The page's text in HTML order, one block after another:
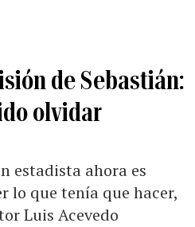
de Sebastián:
olvidar
estadista ahora es
lo que tenía que hacer,
Luis Acevedo